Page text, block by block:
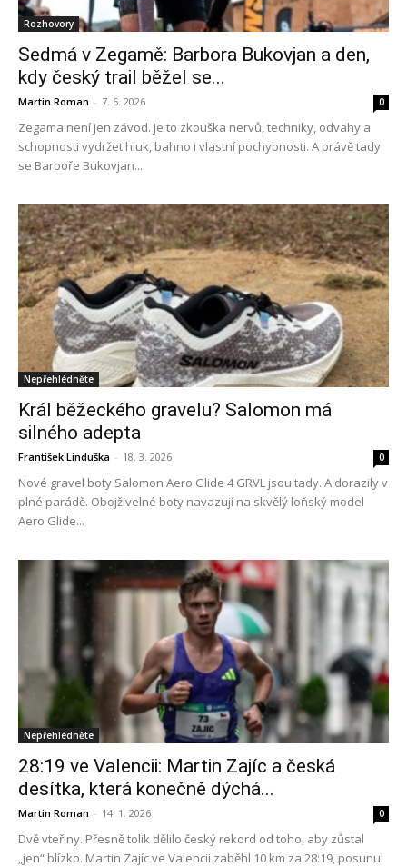
Rozhovory
Sedmá v Zegamě: Barbora Bukovjan a den,
kdy český trail běžel se...
Martin Roman - 7. 6. 2026 0
Zegama není jen závod. Je to zkouška nervů, techniky, odvahy a
schopnosti vydržet hluk, bahno i vlastní pochybnosti. A právě tady
se Barboře Bukovjan...
Nepřehlédněte
Král běžeckého gravelu? Salomon má
silného adepta
František Linduška - 18. 3. 2026 0
Nové gravel boty Salomon Aero Glide 4 GRVL jsou tady. A dorazily v
plné parádě. Obojživelné boty navazují na skvělý loňský model
Aero Glide...
Nepřehlédněte
28:19 ve Valencii: Martin Zajíc a česká
desítka, která konečně dýchá...
Martin Roman - 14. 1. 2026 0
Dvě vteřiny. Přesně tolik dělilo český rekord od toho, aby zůstal
„jen“ blízko. Martin Zajíc ve Valencii zaběhl 10 km za 28:19, posunul